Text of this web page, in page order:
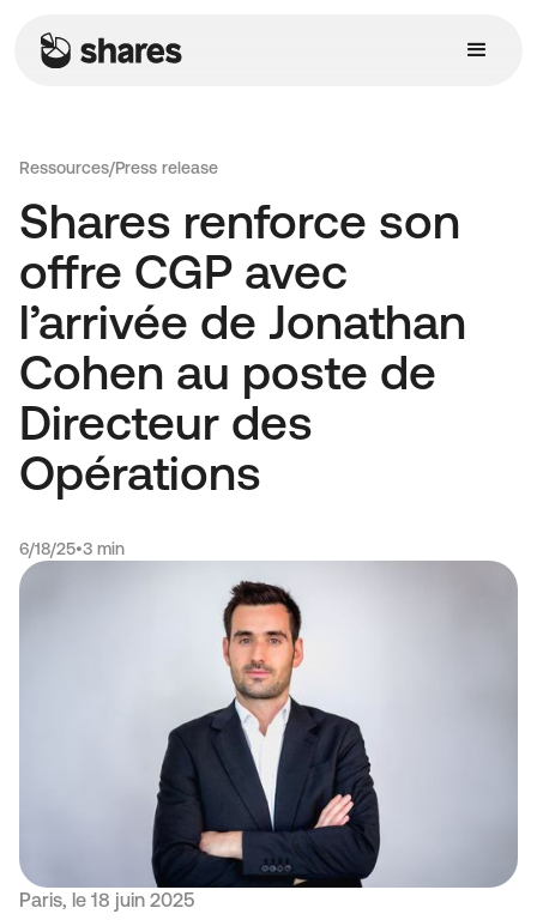
Ressources/Press release
Shares renforce son
offre CGP avec
l’arrivée de Jonathan
Cohen au poste de
Directeur des
Opérations
6/18/25•3 min
Paris, le 18 juin 2025